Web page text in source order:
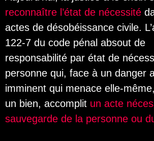
reconnaître l’état de nécessité
actes de désobéissance civile.
122-7 du code pénal absout de
responsabilité par état de
personne qui, face à un danger
imminent qui menace elle-
un bien, accomplit un acte
sauvegarde de la personne ou